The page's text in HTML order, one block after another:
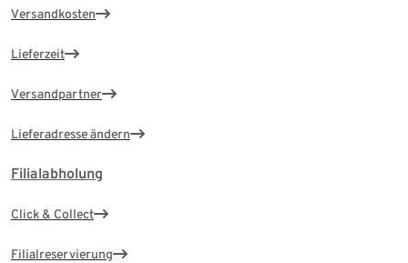
Versandkosten
Lieferzeit
Versandpartner
Lieferadresse ändern
Filialabholung
Click & Collect
Filialreservierung